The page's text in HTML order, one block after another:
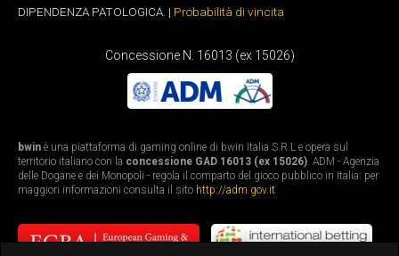
DIPENDENZA PATOLOGICA. | Probabilità di vincita
Concessione N. 16013 (ex 15026)
bwin è una piattaforma di gaming online di bwin Italia S.R.L e opera sul
territorio italiano con la concessione GAD 16013 (ex 15026). ADM - Agenzia
delle Dogane e dei Monopoli - regola il comparto del gioco pubblico in Italia: per
maggiori informazioni consulta il sito http://adm.gov.it